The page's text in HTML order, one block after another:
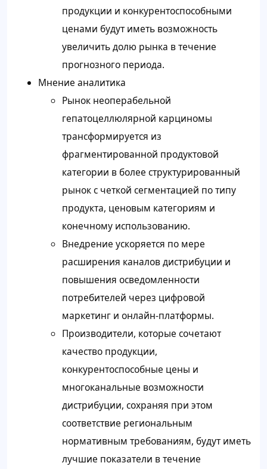
продукции и конкурентоспособными
ценами будут иметь возможность
увеличить долю рынка в течение
прогнозного периода.
Мнение аналитика
Рынок неоперабельной
гепатоцеллюлярной карциномы
трансформируется из
фрагментированной продуктовой
категории в более структурированный
рынок с четкой сегментацией по типу
продукта, ценовым категориям и
конечному использованию.
Внедрение ускоряется по мере
расширения каналов дистрибуции и
повышения осведомленности
потребителей через цифровой
маркетинг и онлайн-платформы.
Производители, которые сочетают
качество продукции,
конкурентоспособные цены и
многоканальные возможности
дистрибуции, сохраняя при этом
соответствие региональным
нормативным требованиям, будут иметь
лучшие показатели в течение